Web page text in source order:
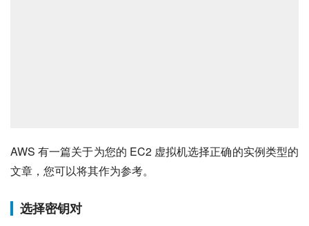
AWS 有一篇关于为您的 EC2 虚拟机选择正确的实例类型的
文章，您可以将其作为参考。
选择密钥对